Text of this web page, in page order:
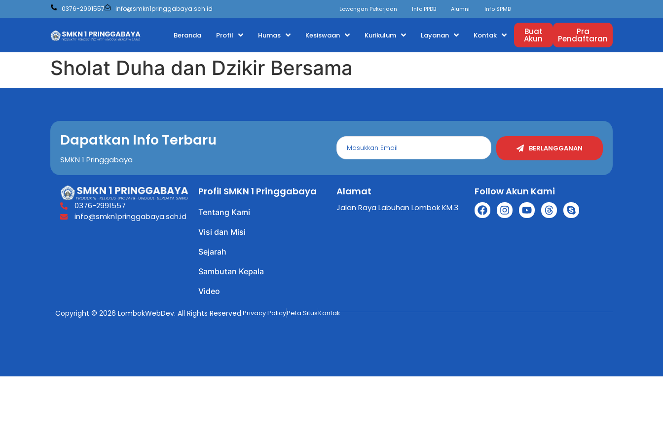
0376-2991557 info@smkn1pringgabaya.sch.id Lowongan Pekerjaan Info PPDB Alumni Info SPMB
Beranda Profil Humas Kesiswaan Kurikulum Layanan Kontak Buat
Akun
Pra
Pendaftaran
Sholat Duha dan Dzikir Bersama
Dapatkan Info Terbaru
SMKN 1 Pringgabaya
BERLANGGANAN
0376-2991557
info@smkn1pringgabaya.sch.id
Profil SMKN 1 Pringgabaya
Tentang Kami
Visi dan Misi
Sejarah
Sambutan Kepala
Video
Alamat
Jalan Raya Labuhan Lombok KM.3
Follow Akun Kami
Copyright © 2026 LombokWebDev. All Rights Reserved.Privacy PolicyPeta SitusKontak